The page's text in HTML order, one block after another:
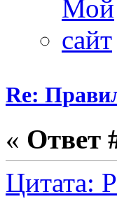
Re:
« Ответ
Цитата: